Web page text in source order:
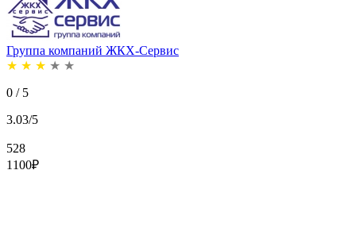
Группа компаний ЖКХ-Сервис
★ ★ ★ ★ ★
0 / 5
3.03/5
528
1100₽